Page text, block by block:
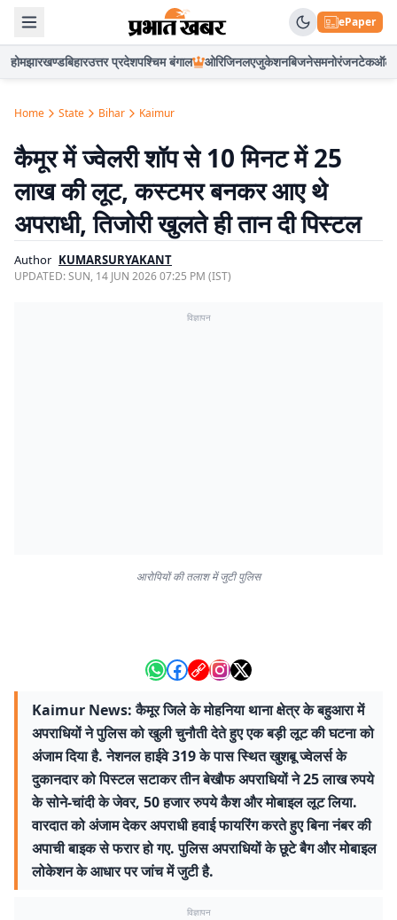
ePaper
होमझारखण्डबिहारउत्तर प्रदेशपश्चिम बंगाल ओरिजिनलएजुकेशनबिजनेसमनोरंजनटेकऑटो
Home State Bihar Kaimur
कैमूर में ज्वेलरी शॉप से 10 मिनट में 25
लाख की लूट, कस्टमर बनकर आए थे
अपराधी, तिजोरी खुलते ही तान दी पिस्टल
Author KUMARSURYAKANT
UPDATED:SUN, 14 JUN 2026 07:25 PM (IST)
विज्ञापन
आरोपियों की तलाश में जुटी पुलिस
Kaimur News: कैमूर जिले के मोहनिया थाना क्षेत्र के बहुआरा में
अपराधियों ने पुलिस को खुली चुनौती देते हुए एक बड़ी लूट की घटना को
अंजाम दिया है. नेशनल हाईवे 319 के पास स्थित खुशबू ज्वेलर्स के
दुकानदार को पिस्टल सटाकर तीन बेखौफ अपराधियों ने 25 लाख रुपये
के सोने-चांदी के जेवर, 50 हजार रुपये कैश और मोबाइल लूट लिया.
वारदात को अंजाम देकर अपराधी हवाई फायरिंग करते हुए बिना नंबर की
अपाची बाइक से फरार हो गए. पुलिस अपराधियों के छूटे बैग और मोबाइल
लोकेशन के आधार पर जांच में जुटी है.
विज्ञापन